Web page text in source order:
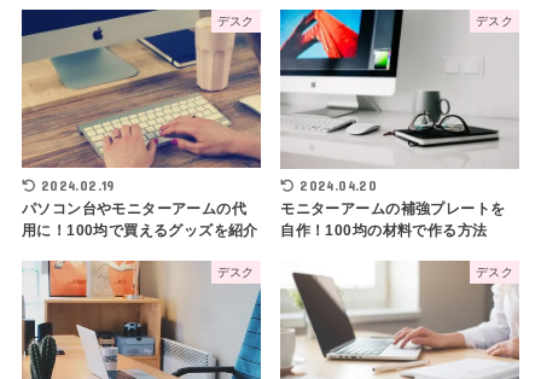
デスク
2024.02.19
パソコン台やモニターアームの代
用に！100均で買えるグッズを紹介
デスク
2024.04.20
モニターアームの補強プレートを
自作！100均の材料で作る方法
デスク デスク